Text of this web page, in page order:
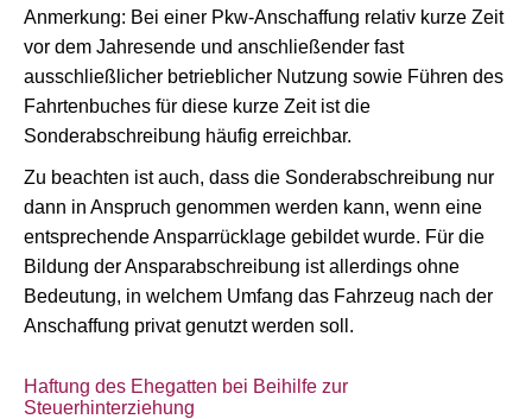
Anmerkung: Bei einer Pkw-Anschaffung relativ kurze Zeit
vor dem Jahresende und anschließender fast
ausschließlicher betrieblicher Nutzung sowie Führen des
Fahrtenbuches für diese kurze Zeit ist die
Sonderabschreibung häufig erreichbar.
Zu beachten ist auch, dass die Sonderabschreibung nur
dann in Anspruch genommen werden kann, wenn eine
entsprechende Ansparrücklage gebildet wurde. Für die
Bildung der Ansparabschreibung ist allerdings ohne
Bedeutung, in welchem Umfang das Fahrzeug nach der
Anschaffung privat genutzt werden soll.
Haftung des Ehegatten bei Beihilfe zur
Steuerhinterziehung